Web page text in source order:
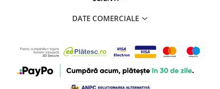
DATE COMERCIALE